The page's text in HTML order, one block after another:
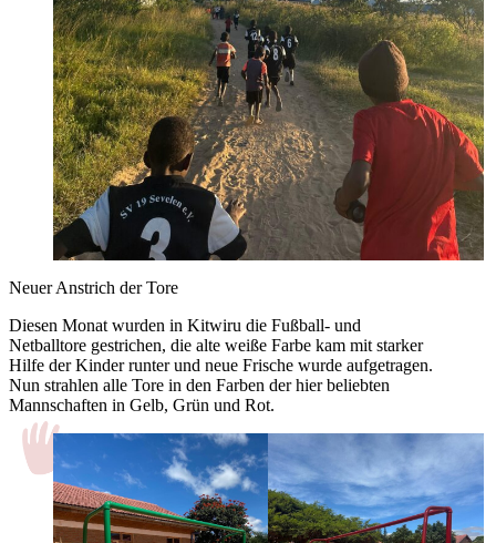
Neuer Anstrich der Tore
Diesen Monat wurden in Kitwiru die Fußball- und
Netballtore gestrichen, die alte weiße Farbe kam mit starker
Hilfe der Kinder runter und neue Frische wurde aufgetragen.
Nun strahlen alle Tore in den Farben der hier beliebten
Mannschaften in Gelb, Grün und Rot.